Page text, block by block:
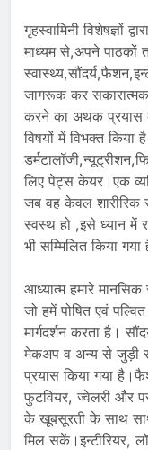
गृहस्वामिनी विशेषज्ञों
माध्यम से,अपने पाठकों
जागरूक कर
करने का अथक प्रयास
विषयों में विभक्त
लिए पेट्स केयर।एक
जब वह केवल शारीरिक
स्वस्थ हो ,इसे ध्यान में
भी सम्मिलित किया गया
आध्यात्म हमारे
जो हमें पोषित एवं
मार्गदर्शन करता है।
मेकअप व अन्य से जुड़ी
प्रयास किया गया
फुटवियर, ज्वेलरी और
के खूबसूरती के साथ
मिल सकें।इन्टीरियर,